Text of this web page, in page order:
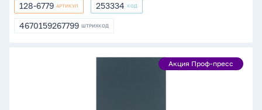
128-
6779
128-6779 АРТИКУЛ 253334
253334 КОД
4670159267799
4670159267799 ШТРИХКОД
Акция
Акция Проф-пресс